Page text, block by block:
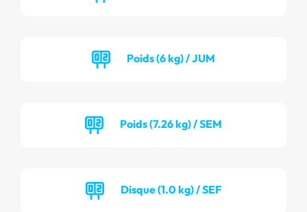
Poids (6 kg) / JUM
Poids (7.26 kg) / SEM
Disque (1.0 kg) / SEF